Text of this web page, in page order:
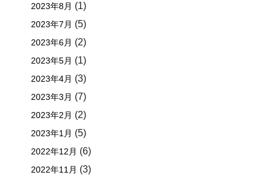
2023年8月 (1)
2023年7月 (5)
2023年6月 (2)
2023年5月 (1)
2023年4月 (3)
2023年3月 (7)
2023年2月 (2)
2023年1月 (5)
2022年12月 (6)
2022年11月 (3)